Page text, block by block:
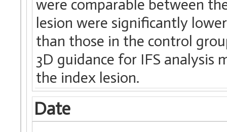
were comparable between
lesion were significantly
than those in the control
3D guidance for IFS analysis
the index lesion.
Date